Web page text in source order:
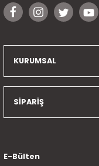
KURUMSAL
SİPARİŞ
E-Bülten